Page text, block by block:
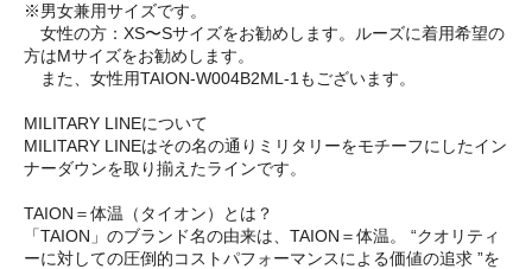
※男女兼用サイズです。
女性の方：XS〜Sサイズをお勧めします。ルーズに着用希望の
方はMサイズをお勧めします。
また、女性用TAION-W004B2ML-1もございます。
MILITARY LINEについて
MILITARY LINEはその名の通りミリタリーをモチーフにしたイン
ナーダウンを取り揃えたラインです。
TAION＝体温（タイオン）とは？
「TAION」のブランド名の由来は、TAION＝体温。 “クオリティ
ーに対しての圧倒的コストパフォーマンスによる価値の追求 ”を